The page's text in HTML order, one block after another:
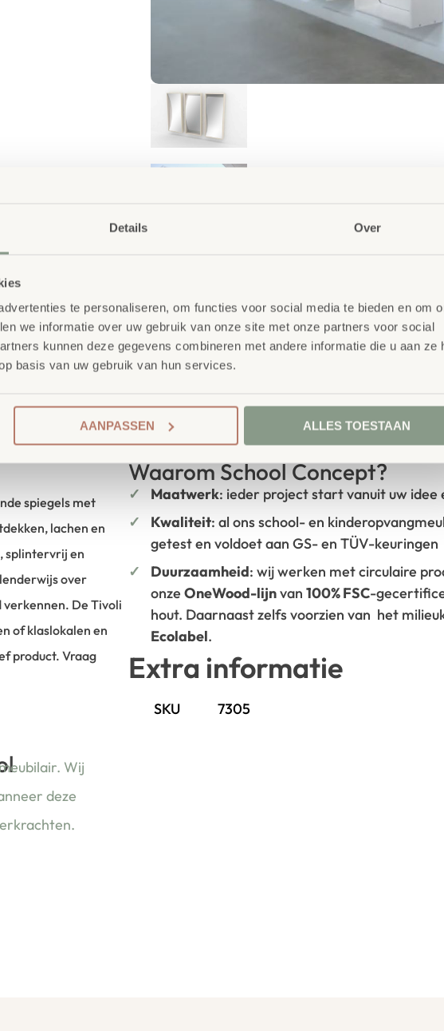
Details Over
te personaliseren, om functies voor social media te bieden en om
we informatie over uw gebruik van onze site met onze partners voor social
kunnen deze gegevens combineren met andere informatie die u aan ze
basis van uw gebruik van hun services.
AANPASSEN ALLES TOESTAAN
spiegels met
lachen en
splintervrij en
over
De Tivoli
of klaslokalen en
product. Vraag
Wij
deze
Waarom School Concept?
Maatwerk: ieder project start vanuit uw idee
Kwaliteit: al ons school- en
getest en voldoet aan GS- en TÜV-keuringen
Duurzaamheid: wij werken met circulaire
onze OneWood-lijnvan 100% FSC-
hout. Daarnaast zelfs voorzien van het
Ecolabel.
Extra informatie
SKU 7305